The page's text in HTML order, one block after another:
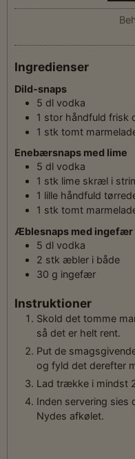
Ingredienser
Dild-snaps
5 dl vodka
1 stor håndfuld frisk
1 stk tomt
Enebærsnaps med lime
5 dl vodka
1 stk lime skræl i
1 lille håndfuld
1 stk tomt
Æblesnaps med ingefær
5 dl vodka
2 stk æbler i både
30 g ingefær
Instruktioner
Skold det tomme
så det er helt rent.
Put de
og fyld det derefter
Lad trække i mindst
Inden servering sies
Nydes afkølet.